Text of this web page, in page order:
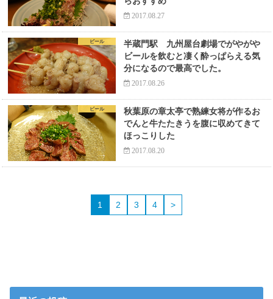
2017.08.27
ビール
半蔵門駅 九州屋台劇場でがやがや
ビールを飲むと凄く酔っぱらえる気
分になるので最高でした。
2017.08.26
ビール
秋葉原の章太亭で熟練女将が作るお
でんと牛たたきうを腹に収めてきて
ほっこりした
2017.08.20
1 2 3 4 >